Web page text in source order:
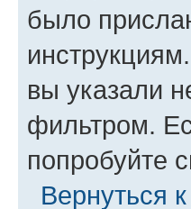
было
вы указали
фильтром.
попробуйте
Вернуться